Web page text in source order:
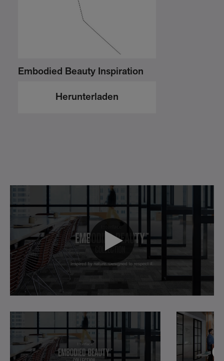
Embodied Beauty Inspiration
Herunterladen